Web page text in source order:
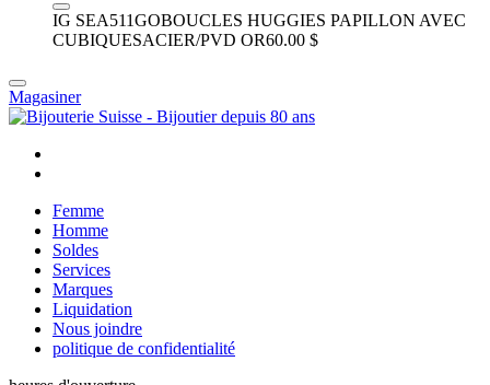
IG SEA511GOBOUCLES HUGGIES PAPILLON AVEC
CUBIQUESACIER/PVD OR60.00 $
Magasiner
Femme
Homme
Soldes
Services
Marques
Liquidation
Nous joindre
politique de confidentialité